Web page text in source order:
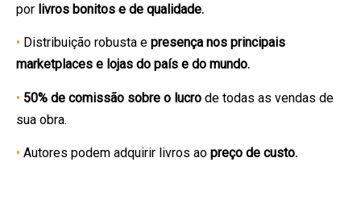
por livros bonitos e de qualidade.
• Distribuição robusta e presença nos principais
marketplaces e lojas do país e do mundo.
• 50% de comissão sobre o lucro de todas as vendas de
sua obra.
• Autores podem adquirir livros ao preço de custo.